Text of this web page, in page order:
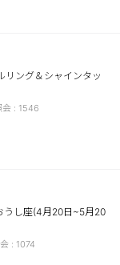
リング＆シャインタッ
1546
うし座(4月20日~5月20
1074